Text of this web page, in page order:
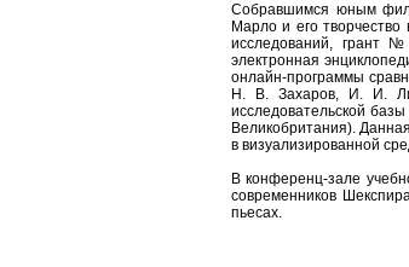
Собравшимся юным
Марло и его
исследований, грант
электронная
онлайн-программы
Н. В. Захаров, И. И.
исследовательской
Великобритания).
в визуализированной
В конференц-зале
современников
пьесах.